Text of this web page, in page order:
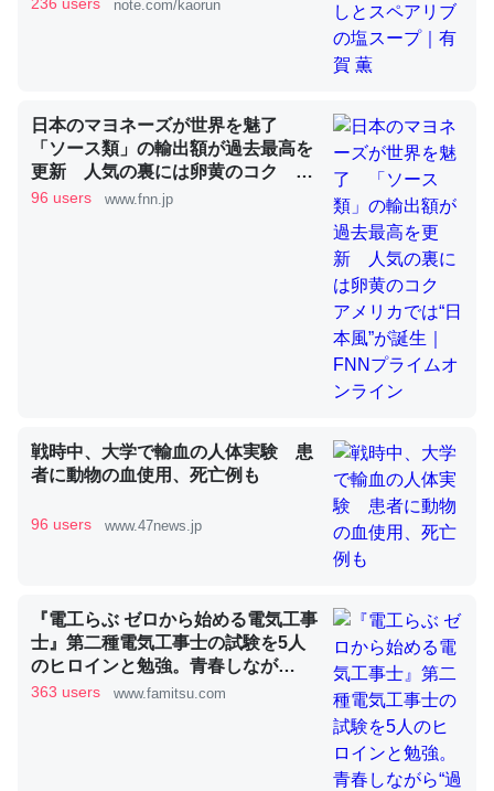
─GPTの仕組みと限界についての考察（１） - conceptualization
昆虫ってカルシウム少ないのか。知らんかった。調べたら
コオロギのカルシウム分はエビの600分の1程度。
─ニュース :: 【研究発表】昆虫学の大問題＝「昆虫はなぜ海にいな
論文では「淡水はカルシウムも酸素も不足してて両方に不
いる鋏角類（カブトガニ・ウミグモ）はカルシウムを使わ
ずキチンを強化してる筈だが、酵素が違うのか？
─ニュース :: 【研究発表】昆虫学の大問題＝「昆虫はなぜ海にいな
これを元に考えるとカルシウムを大量に使う脊椎動物と貝
類は苦労してるんだな…。腹足類だと殻を無くしてナメク
─ニュース :: 【研究発表】昆虫学の大問題＝「昆虫はなぜ海にいな
236 users note.com/kaorun
日本のマヨネーズが世界を魅了
「ソース類」の輸出額が過去最高を
更新 人気の裏には卵黄のコク ア
メリカでは“日本風”が誕生｜FNNプ
96 users www.fnn.jp
戦時中、大学で輸血の人体実験 患
者に動物の血使用、死亡例も
96 users www.47news.jp
『電工らぶ ゼロから始める電気工事
士』第二種電気工事士の試験を5人
のヒロインと勉強。青春しなが
ら“過去問1000問”や“本番形式CBT
363 users www.famitsu.com